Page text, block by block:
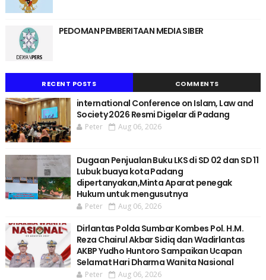
PEDOMAN PEMBERITAAN MEDIA SIBER
RECENT POSTS COMMENTS
international Conference on Islam, Law and
Society 2026 Resmi Digelar di Padang
Peter Aug 06, 2026
Dugaan Penjualan Buku LKS di SD 02 dan SD 11
Lubuk buaya kota Padang
dipertanyakan,Minta Aparat penegak
Hukum untuk mengusutnya
Peter Aug 06, 2026
Dirlantas Polda Sumbar Kombes Pol. H.M.
Reza Chairul Akbar Sidiq dan Wadirlantas
AKBP Yudho Huntoro Sampaikan Ucapan
Selamat Hari Dharma Wanita Nasional
Peter Aug 06, 2026